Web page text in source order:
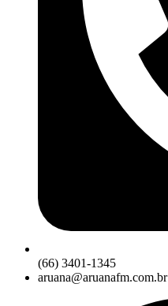
(66) 3401-1345
aruana@aruanafm.com.br